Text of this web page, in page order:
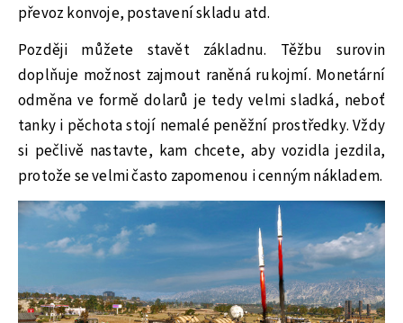
převoz konvoje, postavení skladu atd.
Později můžete stavět základnu. Těžbu surovin
doplňuje možnost zajmout raněná rukojmí. Monetární
odměna ve formě dolarů je tedy velmi sladká, neboť
tanky i pěchota stojí nemalé peněžní prostředky. Vždy
si pečlivě nastavte, kam chcete, aby vozidla jezdila,
protože se velmi často zapomenou i cenným nákladem.